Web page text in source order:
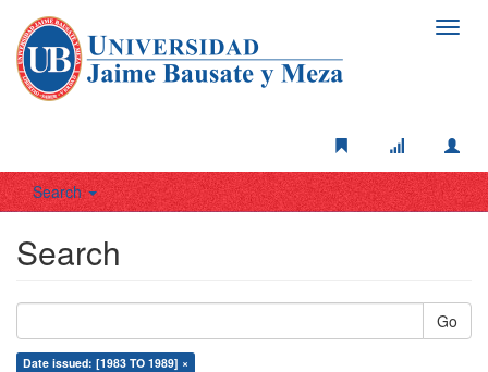
Search
Search
Go
Date issued: [1983 TO 1989] ×